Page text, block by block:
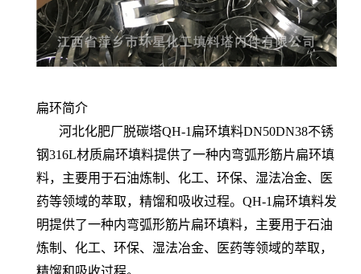
扁环简介
河北化肥厂脱碳塔QH-1扁环填料DN50DN38不锈
钢316L材质扁环填料提供了一种内弯弧形筋片扁环填
料，主要用于石油炼制、化工、环保、湿法冶金、医
药等领域的萃取，精馏和吸收过程。QH-1扁环填料发
明提供了一种内弯弧形筋片扁环填料，主要用于石油
炼制、化工、环保、湿法冶金、医药等领域的萃取，
精馏和吸收过程。